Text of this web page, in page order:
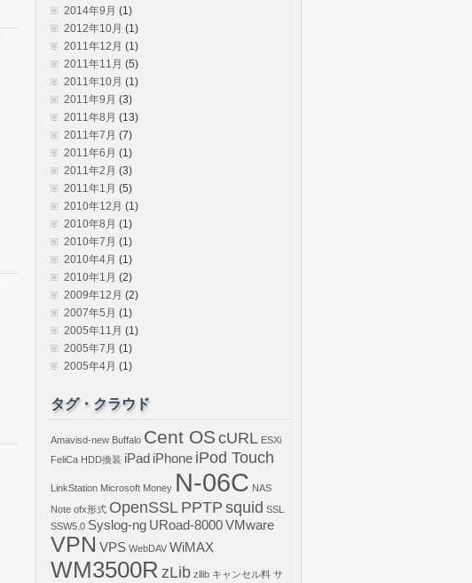
2014年9月 (1)
2012年10月 (1)
2011年12月 (1)
2011年11月 (5)
2011年10月 (1)
2011年9月 (3)
2011年8月 (13)
2011年7月 (7)
2011年6月 (1)
2011年2月 (3)
2011年1月 (5)
2010年12月 (1)
2010年8月 (1)
2010年7月 (1)
2010年4月 (1)
2010年1月 (2)
2009年12月 (2)
2007年5月 (1)
2005年11月 (1)
2005年7月 (1)
2005年4月 (1)
タグ・クラウド
Amavisd-new Buffalo Cent OScURL ESXi
FeliCa HDD換装 iPad iPhone iPod Touch
LinkStation Microsoft Money N-06C NAS
Note ofx形式 OpenSSLPPTPsquid SSL
SSW5.0 Syslog-ng URoad-8000VMware
VPN VPS WebDAV WiMAX
WM3500R zLib zllib キャンセル料 サ